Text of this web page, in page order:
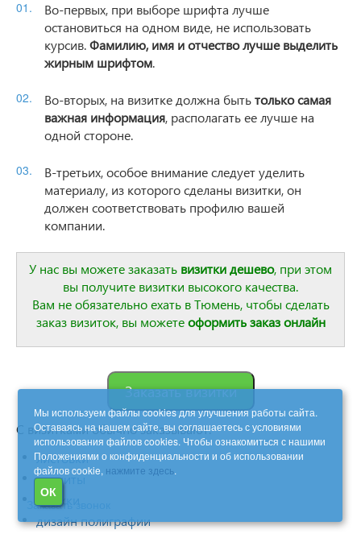
Заказать звонок
Во-первых, при выборе шрифта лучше
остановиться на одном виде, не использовать
курсив.Фамилию, имя и отчество лучше выделить
жирным шрифтом.
Во-вторых, на визитке должна бытьтолько самая
важная информация, располагать ее лучше на
одной стороне.
В-третьих, особое внимание следует уделить
материалу, из которого сделаны визитки, он
должен соответствовать профилю вашей
компании.
У нас вы можете заказать визитки дешево, при этом
вы получите визитки высокого качества.
Вам не обязательно ехать в Тюмень, чтобы сделать
заказ визиток, вы можетеоформить заказ онлайн
Заказать визитки
С визитками обычно заказывают:
листовки
магниты
кружки
дизайн полиграфии
Мы используем файлы cookies для улучшения работы сайта.
Оставаясь на нашем сайте, вы соглашаетесь с условиями
использования файлов cookies. Чтобы ознакомиться с нашими
Положениями о конфиденциальности и об использовании
файлов cookie, нажмите здесь.
ОК